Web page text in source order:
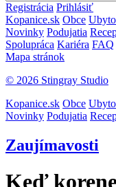
Registrácia Prihlásiť
Kopanice.sk Obce
Novinky Podujatia
Spolupráca Kariéra FAQ
Mapa stránok
© 2026 Stingray Studio
Kopanice.sk Obce
Novinky Podujatia
Zaujímavosti
Keď